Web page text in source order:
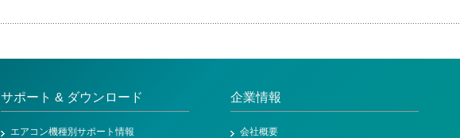
サポート & ダウンロード
エアコン機種別サポート情報
企業情報
会社概要